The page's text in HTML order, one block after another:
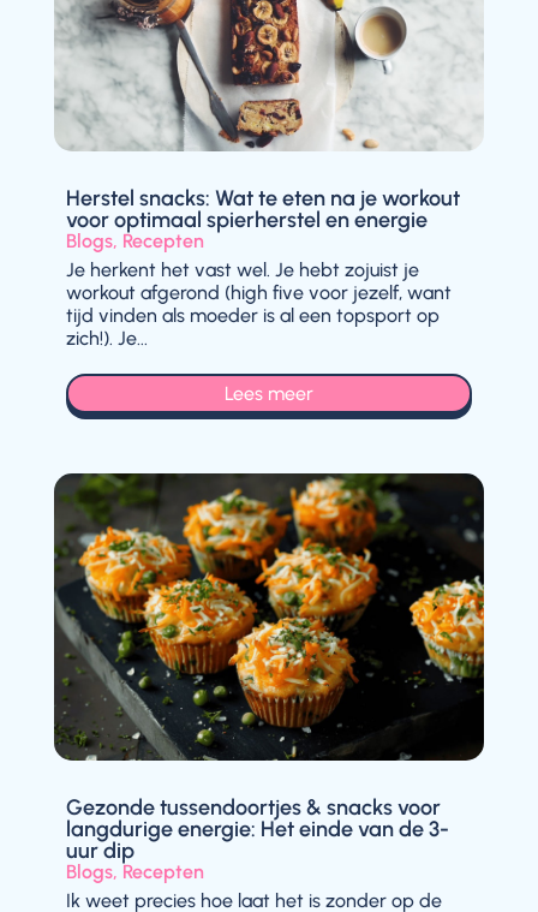
Herstel snacks: Wat te eten na je workout
voor optimaal spierherstel en energie
Blogs, Recepten
Je herkent het vast wel. Je hebt zojuist je
workout afgerond (high five voor jezelf, want
tijd vinden als moeder is al een topsport op
zich!). Je...
Lees meer
Gezonde tussendoortjes & snacks voor
langdurige energie: Het einde van de 3-
uur dip
Blogs, Recepten
Ik weet precies hoe laat het is zonder op de